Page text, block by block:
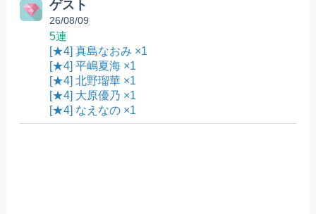
ゲスト
26/08/09
5連
[★4] 真島なおみ ×1
[★4] 平嶋夏海 ×1
[★4] 北野瑠華 ×1
[★4] 大原優乃 ×1
[★4] なえなの ×1